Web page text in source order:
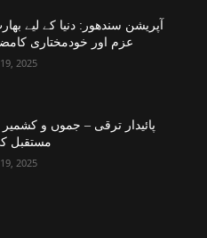
آپریشن سندھور: دنیا کے لیے
عزم اور خودمختاری
2025
پائیدار ترقی – جموں و
مستقبل
2025